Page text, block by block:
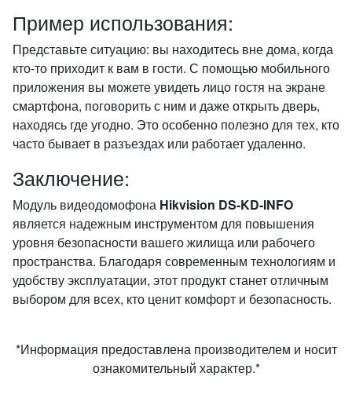
Пример использования:
Представьте ситуацию: вы находитесь вне дома, когда
кто-то приходит к вам в гости. С помощью мобильного
приложения вы можете увидеть лицо гостя на экране
смартфона, поговорить с ним и даже открыть дверь,
находясь где угодно. Это особенно полезно для тех, кто
часто бывает в разъездах или работает удаленно.
Заключение:
Модуль видеодомофона Hikvision DS-KD-INFO
является надежным инструментом для повышения
уровня безопасности вашего жилища или рабочего
пространства. Благодаря современным технологиям и
удобству эксплуатации, этот продукт станет отличным
выбором для всех, кто ценит комфорт и безопасность.
*Информация предоставлена производителем и носит
ознакомительный характер.*